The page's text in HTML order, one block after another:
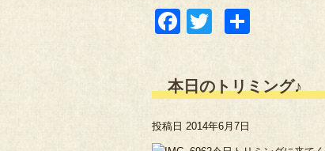
Facebook
Twitter
本日のトリミング♪
投稿日 2014年6月7日